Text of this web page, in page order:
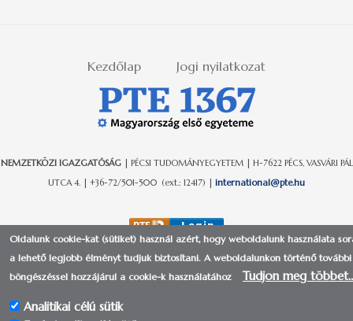
Kezdőlap Jogi nyilatkozat
NEMZETKÖZI IGAZGATÓSÁG| PÉCSI TUDOMÁNYEGYETEM | H-7622 PÉCS, VASVÁRI PÁL
UTCA 4. | +36-72/501-500 (ext.: 12417) | international@pte.hu
© 2017-2018 | Pécsi Tudományegyetem | Kancellária - IIG -
Oldalunk cookie-kat (sütiket) használ azért, hogy weboldalunk használata
a lehető legjobb élményt tudjuk biztosítani. A weboldalunkon történő további
böngészéssel hozzájárul a cookie-k használatához
Tudjon meg
Analitikai célú sütik